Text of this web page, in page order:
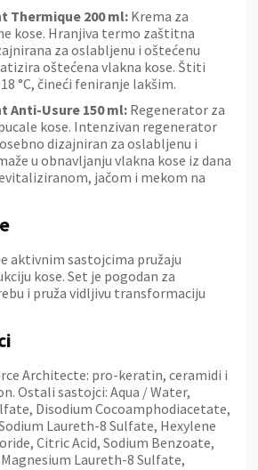
Thermique 200 ml: Krema za
kose. Hranjiva termo zaštitna
za oslabljenu i oštećenu
oštećena vlakna kose. Štiti
°C, čineći feniranje lakšim.
Anti-Usure 150 ml: Regenerator za
kose. Intenzivan regenerator
dizajniran za oslabljenu i
u obnavljanju vlakna kose iz dana
jačom i mekom na
aktivnim sastojcima pružaju
kose. Set je pogodan za
i pruža vidljivu transformaciju
Architecte: pro-keratin, ceramidi i
Ostali sastojci: Aqua / Water,
Disodium Cocoamphodiacetate,
Laureth-8 Sulfate, Hexylene
Citric Acid, Sodium Benzoate,
Laureth-8 Sulfate,